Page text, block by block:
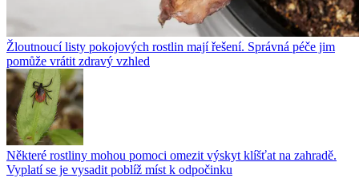
Žloutnoucí listy pokojových rostlin mají řešení. Správná péče jim
pomůže vrátit zdravý vzhled
Některé rostliny mohou pomoci omezit výskyt klíšťat na zahradě.
Vyplatí se je vysadit poblíž míst k odpočinku